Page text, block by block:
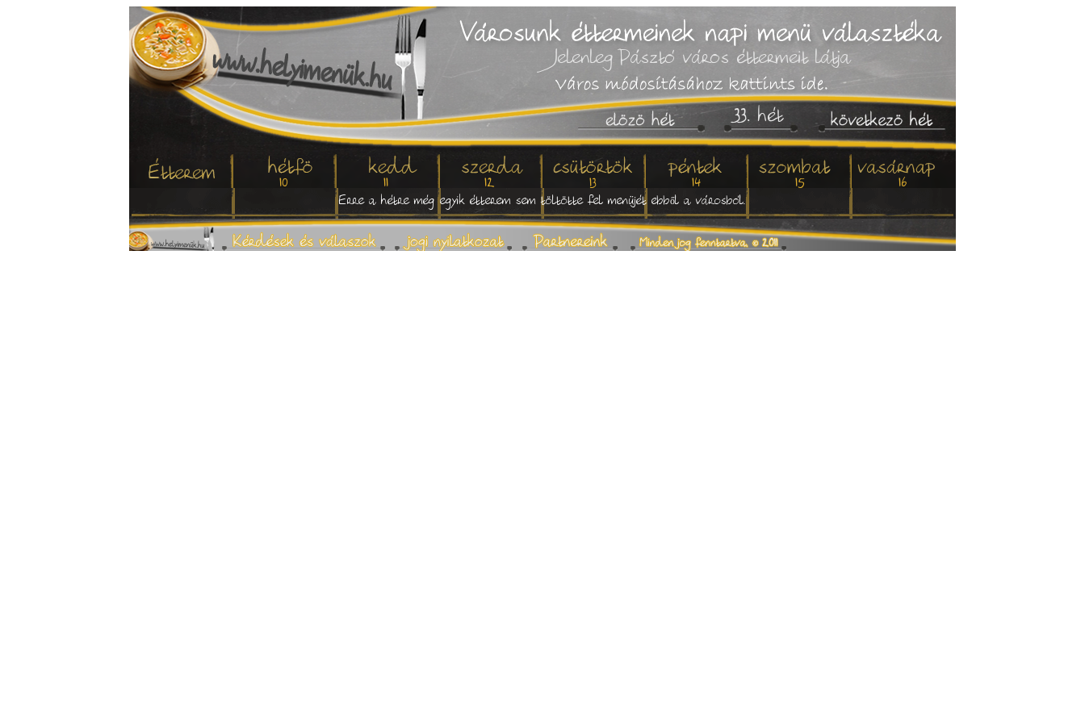
33. hét
Jelenleg Pásztó város éttermeit látja
10 11 12 13 14 15
16
Erre a hétre még egyik étterem sem töltötte fel menüjét ebből a városból.